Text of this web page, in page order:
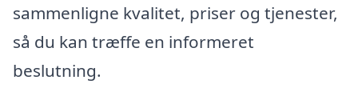
sammenligne kvalitet, priser og tjenester,
så du kan træffe en informeret
beslutning.